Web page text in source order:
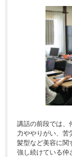
講話の前段では、
力ややりがい、苦
髪型など美容に関
強し続けている仲